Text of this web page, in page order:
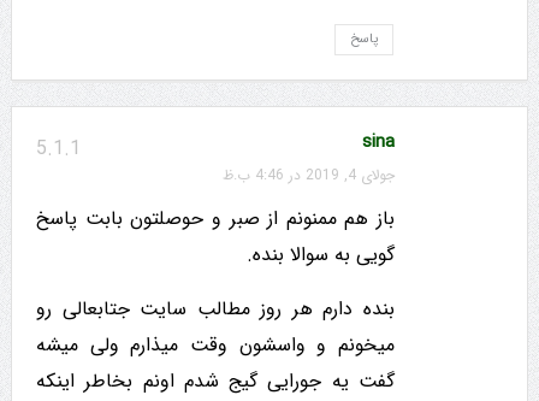
پاسخ
5.1.1 sina
جولای 4, 2019 در 4:46 ب.ظ
باز هم ممنونم از صبر و حوصلتون بابت پاسخ
گویی به سوالا بنده.
بنده دارم هر روز مطالب سایت جتابعالی رو
میخونم و واسشون وقت میذارم ولی میشه
گفت یه جورایی گیج شدم اونم بخاطر اینکه